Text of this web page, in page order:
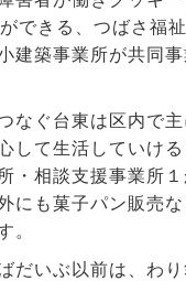
できる、つばさ福
建築事業所が共同
なぐ台東は区内で
して生活していけ
・相談支援事業所
にも菓子パン販売
だいぶ以前は、わ